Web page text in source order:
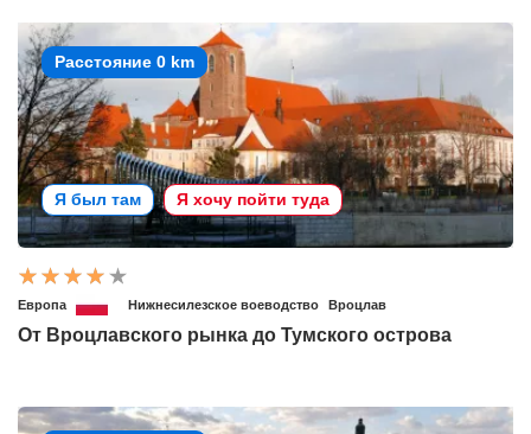
Расстояние 0 km
Я был там Я хочу пойти туда
Европа Нижнесилезское воеводство Вроцлав
От Вроцлавского рынка до Тумского острова